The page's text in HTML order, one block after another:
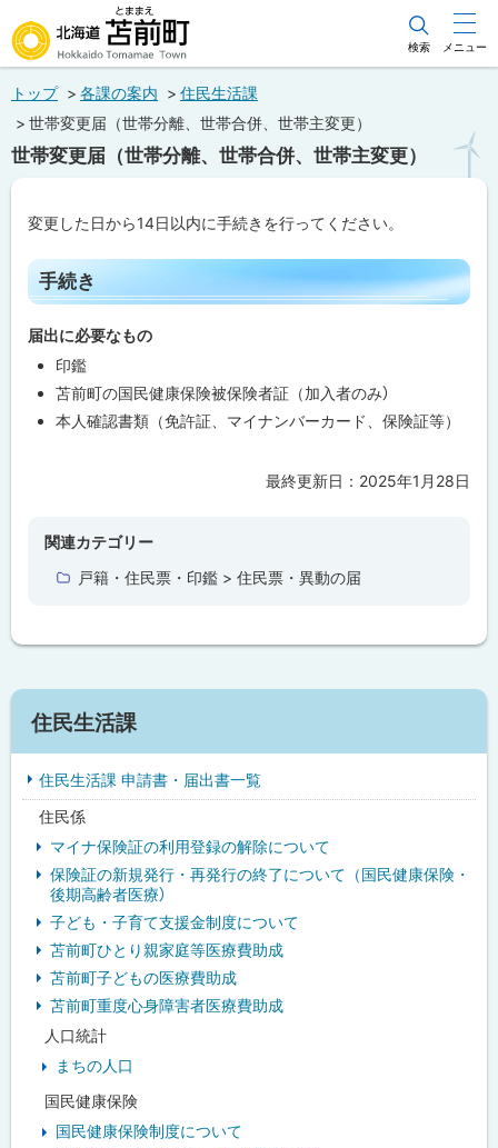
文
メ
ュ
北海道苫前町
Hokkaido Tomamae Town
検索 メニュー
トップ 各課の案内
住民生活課
世帯変更届（世帯分離、世帯合併、世帯主変更）
世帯変更届（世帯分離、世帯合併、世帯主変更）
変更した日から14日以内に手続きを行ってください。
ペ
ー
ジ
目
続
き
手続き
届出に必要なもの
印鑑
苫前町の国民健康保険被保険者証（加入者のみ）
本人確認書類（免許証、マイナンバーカード、保険証等）
最終更新日： 2025年1月28日
関連カテゴリー
戸籍・住民票・印鑑 > 住民票・異動の届
イ
ド
住民生活課
住民生活課 申請書・届出書一覧
住民係
マイナ保険証の利用登録の解除について
保険証の新規発行・再発行の終了について（国民健康保険・
後期高齢者医療）
子ども・子育て支援金制度について
苫前町ひとり親家庭等医療費助成
苫前町子どもの医療費助成
苫前町重度心身障害者医療費助成
人口統計
まちの人口
国民健康保険
国民健康保険制度について